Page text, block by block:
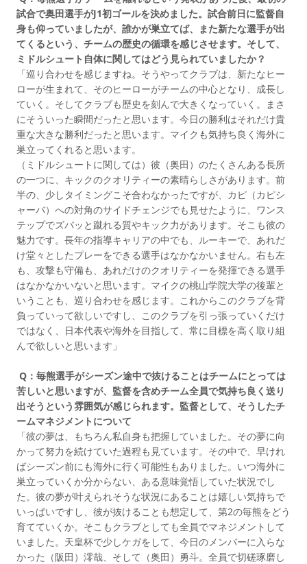
試合で奥田選手がJ1初ゴールを決めました。試合前日に監督自
身も仰っていましたが、誰かが巣立てば、また新たな選手が出
てくるという、チームの歴史の循環を感じさせます。そして、
ミドルシュート自体に関してはどう見られていましたか？
「巡り合わせを感じますね。そうやってクラブは、新たなヒー
ローが生まれて、そのヒーローがチームの中心となり、成長し
ていく。そしてクラブも歴史を刻んで大きくなっていく。まさ
にそういった瞬間だったと思います。今日の勝利はそれだけ貴
重な大きな勝利だったと思います。マイクも気持ち良く海外に
巣立ってくれると思います。
（ミドルシュートに関しては）彼（奥田）のたくさんある長所
の一つに、キックのクオリティーの素晴らしさがあります。前
半の、少しタイミングこそ合わなかったですが、カピ（カピシ
ャーバ）への対角のサイドチェンジでも見せたように、ワンス
テップでズバッと蹴れる質やキック力があります。そこも彼の
魅力です。長年の指導キャリアの中でも、ルーキーで、あれだ
け堂々としたプレーをできる選手はなかなかいません。右も左
も、攻撃も守備も、あれだけのクオリティーを発揮できる選手
はなかなかいないと思います。マイクの桃山学院大学の後輩と
いうことも、巡り合わせを感じます。これからこのクラブを背
負っていって欲しいですし、このクラブを引っ張っていくだけ
ではなく、日本代表や海外を目指して、常に目標を高く取り組
んで欲しいと思います」
Q：毎熊選手がシーズン途中で抜けることはチームにとっては
苦しいと思いますが、監督を含めチーム全員で気持ち良く送り
出そうという雰囲気が感じられます。監督として、そうしたチ
ームマネジメントについて
「彼の夢は、もちろん私自身も把握していました。その夢に向
かって努力を続けていた過程も見ています。その中で、早けれ
ばシーズン前にも海外に行く可能性もありました。いつ海外に
巣立っていくか分からない、ある意味覚悟していた状況でし
た。彼の夢が叶えられそうな状況にあることは嬉しい気持ちで
いっぱいですし、彼が抜けることも想定して、第2の毎熊をどう
育てていくか。そこもクラブとしても全員でマネジメントして
いました。天皇杯で少しケガをして、今日のメンバーに入らな
かった（阪田）澪哉、そして（奥田）勇斗。全員で切磋琢磨し